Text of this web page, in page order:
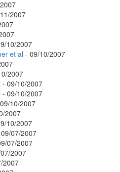
2007
10/2007
et al - 09/10/2007
2007
- 09/10/2007
- 09/10/2007
10/2007
2007
10/2007
07/2007
07/2007
2007
2007